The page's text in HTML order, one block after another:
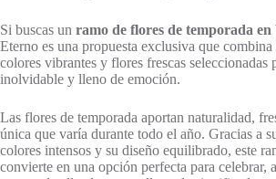
Si buscas un ramo de flores de temporada en
Eterno es una propuesta exclusiva que
colores vibrantes y flores frescas seleccionadas
inolvidable y lleno de emoción.
Las flores de temporada aportan naturalidad,
única que varía durante todo el año. Gracias a
colores intensos y su diseño equilibrado, este
convierte en una opción perfecta para celebrar,